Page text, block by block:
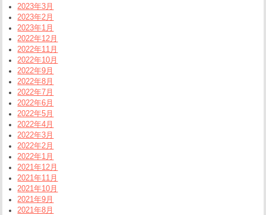
2023年3月
2023年2月
2023年1月
2022年12月
2022年11月
2022年10月
2022年9月
2022年8月
2022年7月
2022年6月
2022年5月
2022年4月
2022年3月
2022年2月
2022年1月
2021年12月
2021年11月
2021年10月
2021年9月
2021年8月